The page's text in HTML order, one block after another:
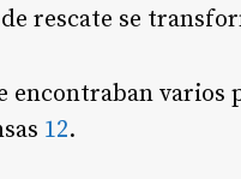
rescate se
encontraban
12.